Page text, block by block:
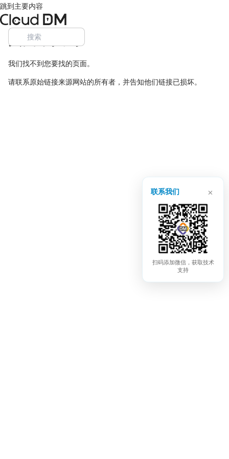
跳到主要内容
页面未找到
我们找不到您要找的页面。
请联系原始链接来源网站的所有者，并告知他们链接已损坏。
联系我们 ×
扫码添加微信，获取技术
支持